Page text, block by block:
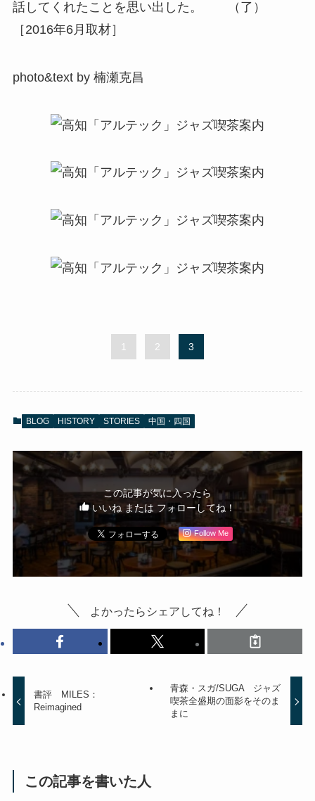
話してくれたことを思い出した。 （了）
［2016年6月取材］
photo&text by 楠瀬克昌
1 2 3
BLOG HISTORY STORIES 中国・四国
この記事が気に入ったら
いいね または フォローしてね！
Follow Me
よかったらシェアしてね！
書評 MILES：
Reimagined
青森・スガ/SUGA ジャズ
喫茶全盛期の面影をそのま
まに
この記事を書いた人